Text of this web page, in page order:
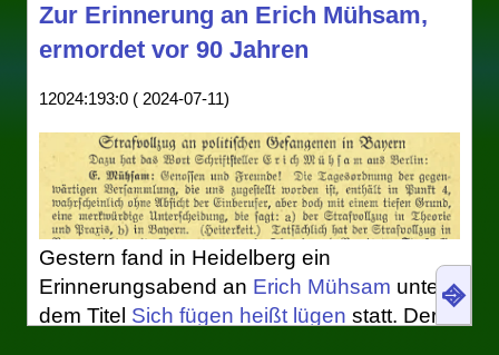
Lass mich gestehen, dass ich aus dem
Jahr eins nach dem ersten Reißen des 1.5-
Grad-Ziels schreibe: Anderthalb Grad, so
wärmer werden lassen, ohne dass du, liebe
Zukunft, schlimme Hungersnöte wirst
auszustehen haben.
2024, im letzten Jahr, lagen wir zum ersten
Mal darüber. Niemand hat mehr Zweifel,
dass das Normalzustand werden wird, dass
Zur Erinnerung an Erich Mühsam,
ermordet vor 90 Jahren
12024:193:0 ( 2024-07-11)
Gestern fand in Heidelberg ein
Erinnerungsabend an Erich Mühsam unter
dem Titel Sich fügen heißt lügen statt. Der
⎆